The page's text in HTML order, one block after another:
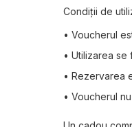
Condiții de
• Voucherul
• Utilizarea
• Rezervarea
• Voucherul